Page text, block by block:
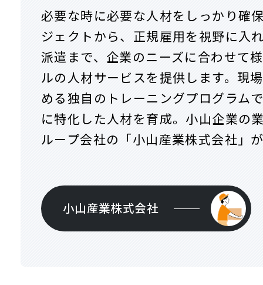
必要な時に必要な人材をしっかり確
ジェクトから、正規雇用を視野に入
派遣まで、企業のニーズに合わせて
ルの人材サービスを提供します。現
める独自のトレーニングプログラム
に特化した人材を育成。小山企業の
ループ会社の「小山産業株式会社」
小山産業株式会社